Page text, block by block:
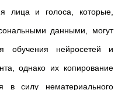
лица и голоса, которые,
данными, могут
обучения нейросетей и
однако их копирование
в силу нематериального